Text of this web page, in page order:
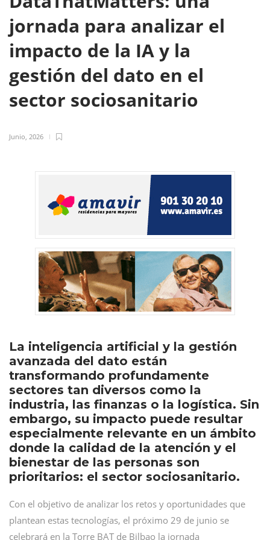
jornada para analizar el
impacto de la IA y la
gestión del dato en el
sector sociosanitario
Junio, 2026
La inteligencia artificial y la gestión
avanzada del dato están
transformando profundamente
sectores tan diversos como la
industria, las finanzas o la logística. Sin
embargo, su impacto puede resultar
especialmente relevante en un ámbito
donde la calidad de la atención y el
bienestar de las personas son
prioritarios: el sector sociosanitario.
Con el objetivo de analizar los retos y oportunidades que
plantean estas tecnologías, el próximo 29 de junio se
celebrará en la Torre BAT de Bilbao la jornada